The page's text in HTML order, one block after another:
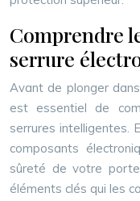
Comprendre
serrure
Avant de plonger
est essentiel de
serrures intelligentes.
composants
sûreté de votre porte
éléments clés qui les